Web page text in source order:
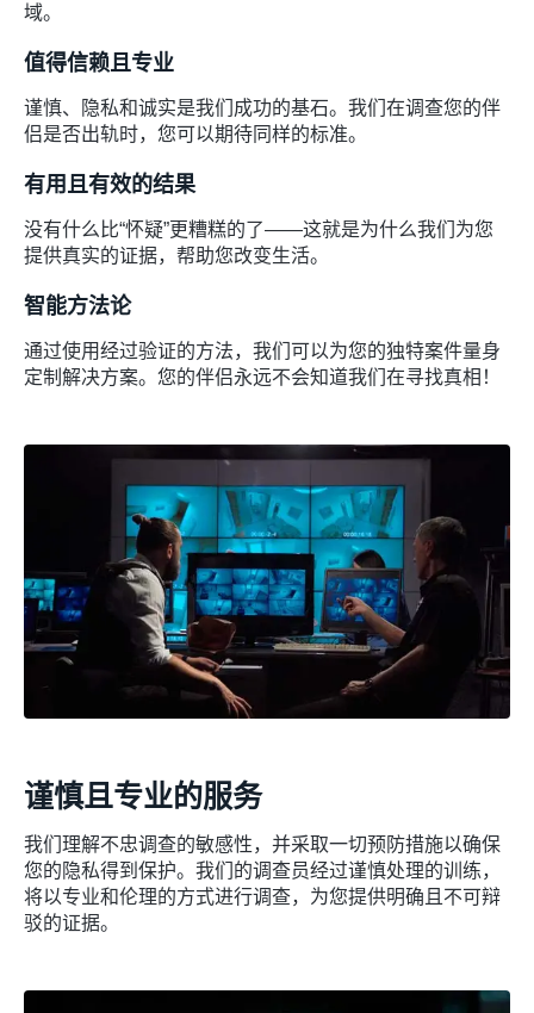
域。
值得信赖且专业
谨慎、隐私和诚实是我们成功的基石。我们在调查您的伴
侣是否出轨时，您可以期待同样的标准。
有用且有效的结果
没有什么比“怀疑”更糟糕的了——这就是为什么我们为您
提供真实的证据，帮助您改变生活。
智能方法论
通过使用经过验证的方法，我们可以为您的独特案件量身
定制解决方案。您的伴侣永远不会知道我们在寻找真相！
谨慎且专业的服务
我们理解不忠调查的敏感性，并采取一切预防措施以确保
您的隐私得到保护。我们的调查员经过谨慎处理的训练，
将以专业和伦理的方式进行调查，为您提供明确且不可辩
驳的证据。